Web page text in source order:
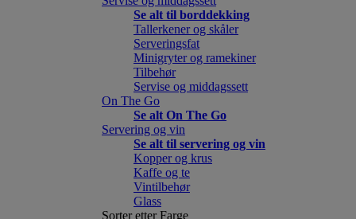
Se alt til borddekking
Tallerkener og skåler
Serveringsfat
Minigryter og ramekiner
Tilbehør
Servise og middagssett
On The Go
Se alt On The Go
Servering og vin
Se alt til servering og vin
Kopper og krus
Kaffe og te
Vintilbehør
Glass
Sorter etter Farge